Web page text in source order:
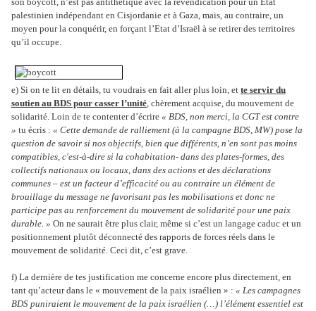
palestinien indépendant en Cisjordanie et à Gaza, mais, au contraire, un
moyen pour la conquérir, en forçant l’Etat d’Israël à se retirer des territoires
qu’il occupe.
e) Si on te lit en détails, tu voudrais en fait aller plus loin, et te servir du
soutien au BDS pour casser l’unité, chèrement acquise, du mouvement de
solidarité. Loin de te contenter d’écrire « BDS, non merci, la CGT est contre
» tu écris : « Cette demande de ralliement (à la campagne BDS, MW) pose la
question de savoir si nos objectifs, bien que différents, n’en sont pas moins
compatibles, c'est-à-dire si la cohabitation- dans des plates-formes, des
collectifs nationaux ou locaux, dans des actions et des déclarations
communes – est un facteur d’efficacité ou au contraire un élément de
brouillage du message ne favorisant pas les mobilisations et donc ne
participe pas au renforcement du mouvement de solidarité pour une paix
durable. » On ne saurait être plus clair, même si c’est un langage caduc et un
positionnement plutôt déconnecté des rapports de forces réels dans le
mouvement de solidarité. Ceci dit, c’est grave.
f) La dernière de tes justification me concerne encore plus directement, en
tant qu’acteur dans le « mouvement de la paix israélien » : « Les campagnes
BDS puniraient le mouvement de la paix israélien (…) l’élément essentiel est